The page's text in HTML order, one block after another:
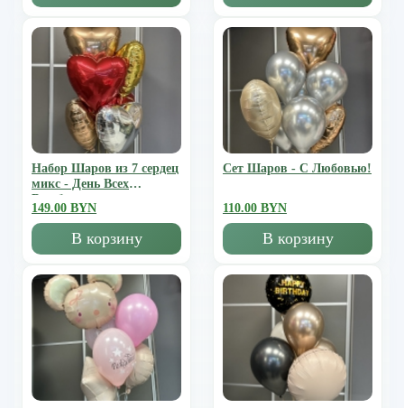
Набор Шаров из 7 сердец
микс - День Всех
Влюбленных
149.00 BYN
В корзину
Сет Шаров - С Любовью!
110.00 BYN
В корзину